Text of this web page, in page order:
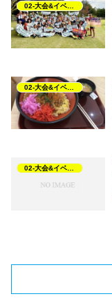
02-大会&イベント